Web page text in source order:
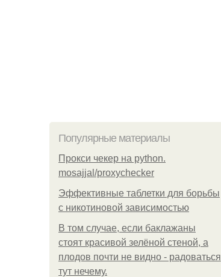
Популярные материалы
Прокси чекер на python.
mosajjal/proxychecker
Эффективные таблетки для борьбы
с никотиновой зависимостью
В том случае, если баклажаны
стоят красивой зелёной стеной, а
плодов почти не видно - радоваться
тут нечему.